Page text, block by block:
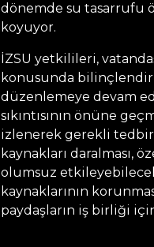
dönemde su tasarrufu
koyuyor.
İZSU yetkilileri,
konusunda
düzenlemeye devam
sıkıntısının önüne
izlenerek gerekli
kaynakları daralması,
olumsuz
kaynaklarının
paydaşların iş birliği